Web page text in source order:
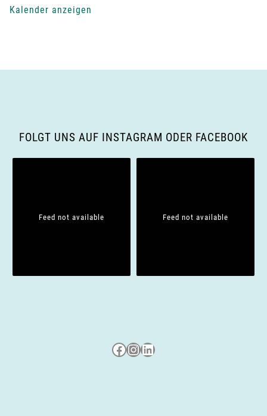
N
v
Kalender anzeigen
FOLGT UNS AUF INSTAGRAM ODER FACEBOOK
Feed not available Feed not available
Besuche uns auf Facebook
Besuche uns auf Instagram
LinkedIn